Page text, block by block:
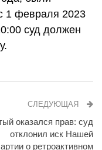
1 февраля 2023
суд должен
СЛЕДУЮЩАЯ
оказался прав: суд
отклонил иск Нашей
о ретроактивном